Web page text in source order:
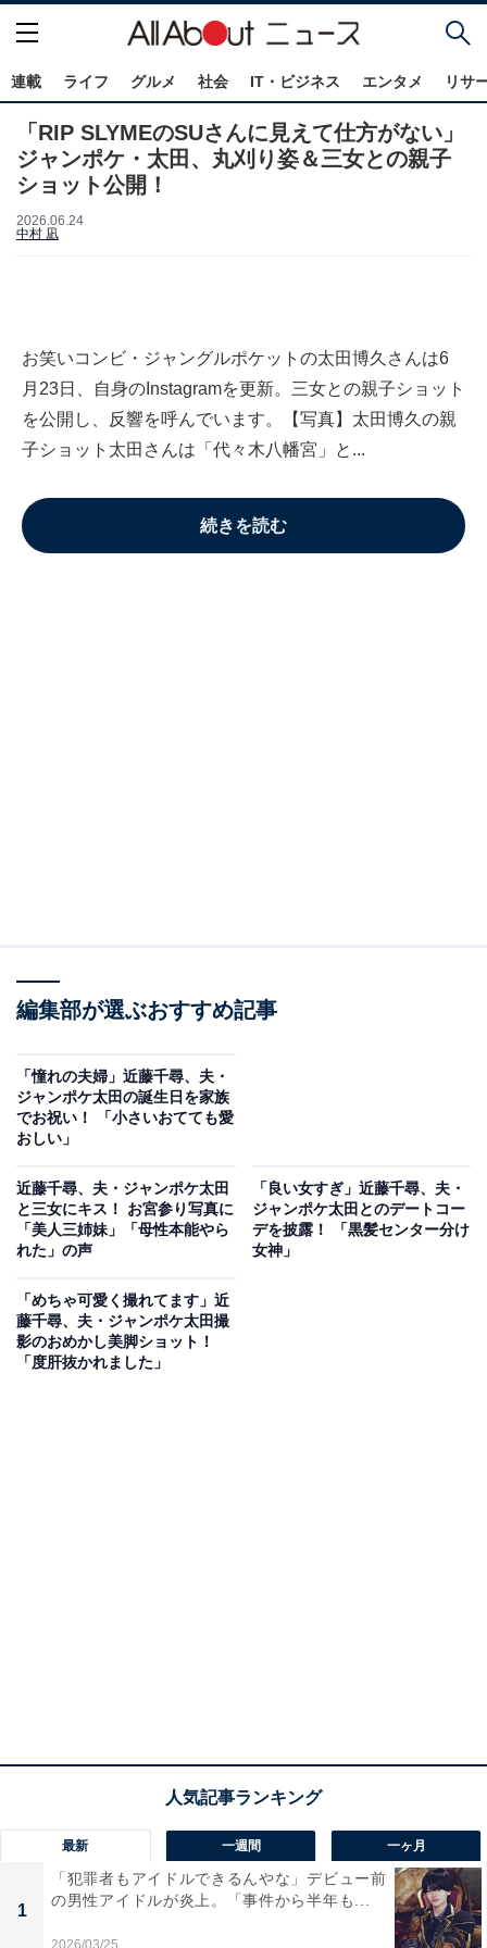
連載 ライフ グルメ 社会 IT・ビジネス エンタメ リサ
「RIP SLYMEのSUさんに見えて仕方がない」
ジャンポケ・太田、丸刈り姿＆三女との親子
ショット公開！
2026.06.24
中村 凪
お笑いコンビ・ジャングルポケットの太田博久さんは6
月23日、自身のInstagramを更新。三女との親子ショット
を公開し、反響を呼んでいます。【写真】太田博久の親
子ショット太田さんは「代々木八幡宮」と...
続きを読む
編集部が選ぶおすすめ記事
「憧れの夫婦」近藤千尋、夫・
ジャンポケ太田の誕生日を家族
でお祝い！ 「小さいおてても愛
おしい」
近藤千尋、夫・ジャンポケ太田
と三女にキス！ お宮参り写真に
「美人三姉妹」「母性本能やら
れた」の声
「良い女すぎ」近藤千尋、夫・
ジャンポケ太田とのデートコー
デを披露！ 「黒髪センター分け
女神」
「めちゃ可愛く撮れてます」近
藤千尋、夫・ジャンポケ太田撮
影のおめかし美脚ショット！
「度肝抜かれました」
最新 一週間 一ヶ月
1
「犯罪者もアイドルできるんやな」デビュー前
の男性アイドルが炎上。「事件から半年も...